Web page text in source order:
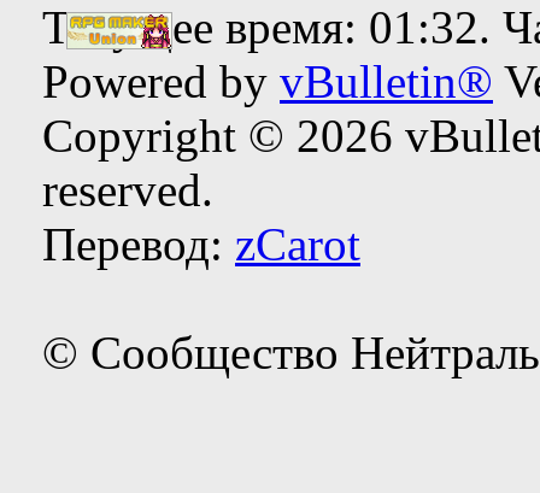
Текущее время: 01:32.
Powered by vBulletin®
Copyright © 2026
reserved.
Перевод: zCarot
© Сообщество